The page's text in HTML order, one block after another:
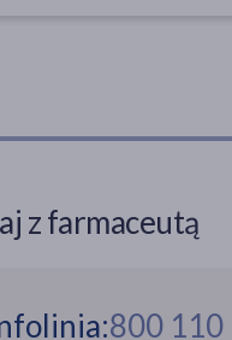
z farmaceutą
800 110